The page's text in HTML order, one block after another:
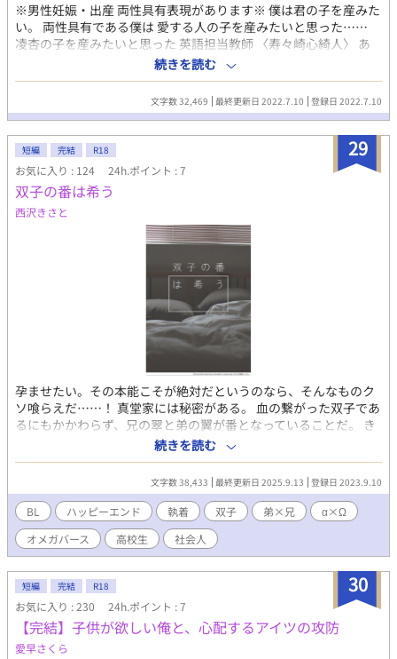
※男性妊娠・出産 両性具有表現があります※ 僕は君の子を産みた
い。 両性具有である僕は 愛する人の子を産みたいと思った……
凌杏の子を産みたいと思った 英語担当教師 〈寿々崎心綺人〉 あ
なたが両性具有だったとは 全く知りませんでしたよ‼ おや、私に
見られているだけで 感じてしまったのですか?(ｸｽｯ) あなたがお望
みなら 妊娠するまで出してあげましょう。 年下だがちょっと意地
悪な 科学担当教師 〈向瀬凌杏 〉 “普通”ってなんだろう? 誰が基準
続きを読む
文字数 32,469 最終更新日 2022.7.10 登録日 2022.7.10
29
短編 完結 R18
お気に入り : 124 24h.ポイント : 7
双子の番は希う
西沢きさと
孕ませたい。その本能こそが絶対だというのなら、そんなものク
ソ喰らえだ……！ 真堂家には秘密がある。 血の繋がった双子であ
るにもかかわらず、兄の翠と弟の翼が番となっていることだ。 き
っかけは、十五の夏。 両親が不在の際、翠に初めてのヒートがき
て……。 ◆ 似てない双子のオメガバースです。 弟（α）×兄
（Ω） 双子の兄に強い執着を抱いている弟と、同じ気持ちを抱き
ながら世間の目を無視できない兄の話。 ハピエンです。 独自の設
定があります。妊娠に纏わる話題は出ますが、妊娠・出産の描写
はありません。 ◆ 完結させた後になってしまったのですが、双子
が中学生の過去編を前にひとつ書いていたのを思い出したので、
せっかくですし追加しておきました。 同級生の女子視点です。女
子からの恋愛感情はありません。 ◆ 2025.9.13 別のところでお
まけとして書いていた掌編を追加しました。翠が幸せを噛み締め
てるだけの短いお話です。
続きを読む
文字数 38,433 最終更新日 2025.9.13 登録日 2023.9.10
BL ハッピーエンド 執着 双子 弟×兄
α×Ω
オメガバース
高校生 社会人
30
短編 完結 R18
お気に入り : 230 24h.ポイント : 7
【完結】子供が欲しい俺と、心配するアイツの攻防
愛早さくら